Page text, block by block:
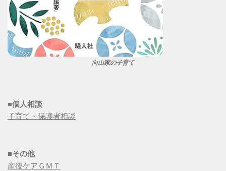
向山家の子育て
■個人相談
子育て・保護者相談
■その他
産後ケアＧＭＴ